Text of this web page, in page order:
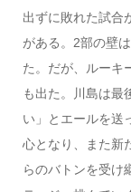
出ずに敗れた試合
がある。2部の壁
た。だが、ルーキ
も出た。川島は最
い」とエールを送
心となり、また新
らのバトンを受け